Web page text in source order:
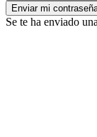
Se te ha enviado